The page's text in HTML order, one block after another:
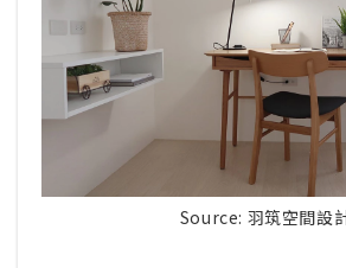
Source: 羽筑空間設